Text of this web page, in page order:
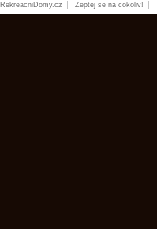
RekreacniDomy.cz Zeptej se na cokoliv!